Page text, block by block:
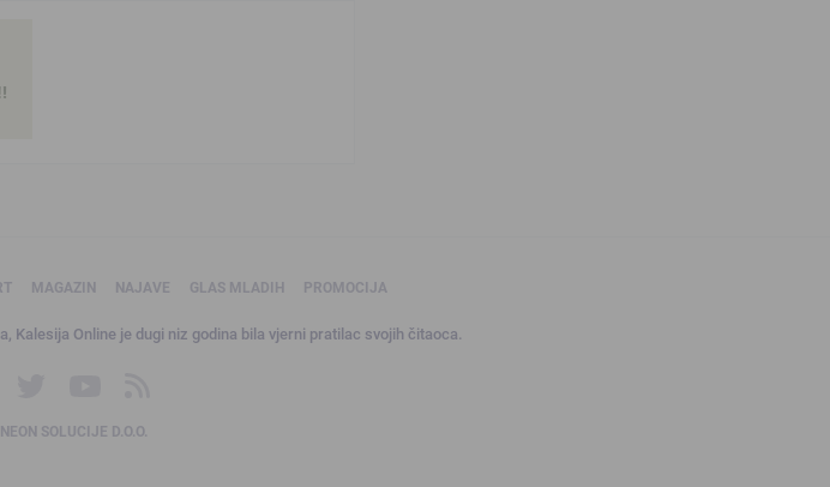
MAGAZIN NAJAVE GLAS MLADIH PROMOCIJA
Online je dugi niz godina bila vjerni pratilac svojih čitaoca.
SOLUCIJE D.O.O.